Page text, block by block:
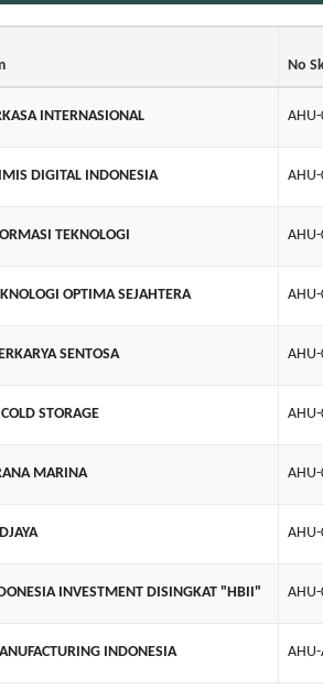
No
INTERNASIONAL
DIGITAL INDONESIA
TEKNOLOGI
OPTIMA SEJAHTERA
SENTOSA
STORAGE
MARINA
INVESTMENT DISINGKAT "HBII"
INDONESIA